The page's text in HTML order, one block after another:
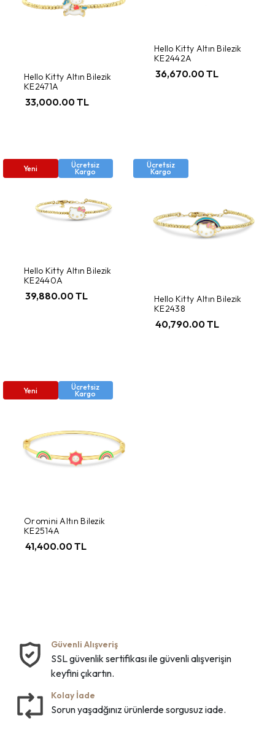
Hello Kitty Altın Bilezik
KE2471A
33,000.00 TL
Hello Kitty Altın Bilezik
KE2442A
36,670.00 TL
Yeni Ücretsiz
Kargo
Hello Kitty Altın Bilezik
KE2440A
39,880.00 TL
Ücretsiz
Kargo
Hello Kitty Altın Bilezik
KE2438
40,790.00 TL
Yeni Ücretsiz
Kargo
Oromini Altın Bilezik
KE2514A
41,400.00 TL
Güvenli Alışveriş
SSL güvenlik sertifikası ile güvenli alışverişin
keyfini çıkartın.
Kolay İade
Sorun yaşadğınız ürünlerde sorgusuz iade.